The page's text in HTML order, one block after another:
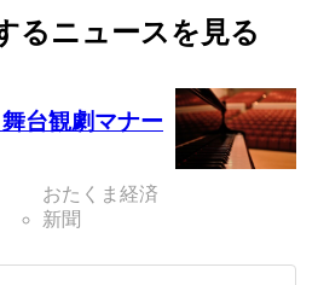
るニュースを見る
台観劇マナー
おたくま経済
新聞